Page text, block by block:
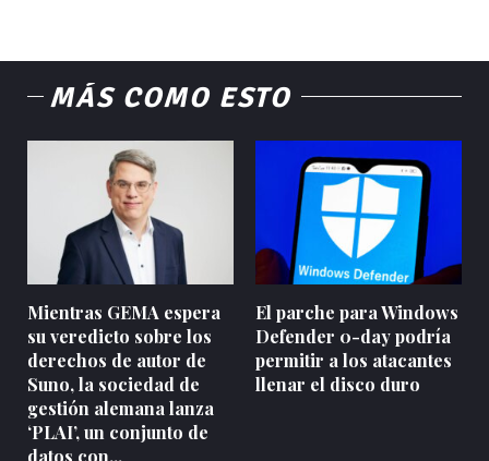
MÁS COMO ESTO
Mientras GEMA espera
su veredicto sobre los
derechos de autor de
Suno, la sociedad de
gestión alemana lanza
‘PLAI’, un conjunto de
datos con...
El parche para Windows
Defender 0-day podría
permitir a los atacantes
llenar el disco duro